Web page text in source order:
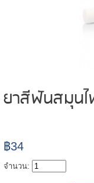
ยาสีฟันสมุนไ
฿34
จำนวน: